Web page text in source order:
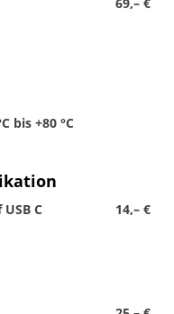
bis +80 °C
14,– €
USB C